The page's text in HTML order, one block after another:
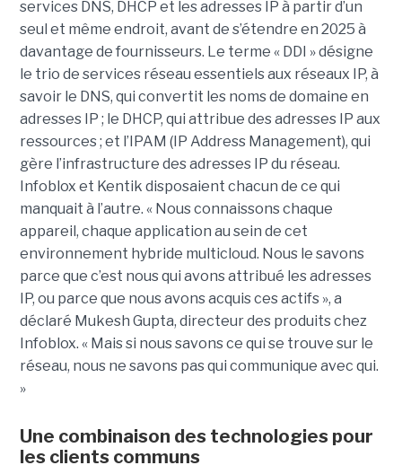
services DNS, DHCP et les adresses IP à partir d’un
seul et même endroit, avant de s’étendre en 2025 à
davantage de fournisseurs. Le terme « DDI » désigne
le trio de services réseau essentiels aux réseaux IP, à
savoir le DNS, qui convertit les noms de domaine en
adresses IP ; le DHCP, qui attribue des adresses IP aux
ressources ; et l’IPAM (IP Address Management), qui
gère l’infrastructure des adresses IP du réseau.
Infoblox et Kentik disposaient chacun de ce qui
manquait à l’autre. « Nous connaissons chaque
appareil, chaque application au sein de cet
environnement hybride multicloud. Nous le savons
parce que c’est nous qui avons attribué les adresses
IP, ou parce que nous avons acquis ces actifs », a
déclaré Mukesh Gupta, directeur des produits chez
Infoblox. « Mais si nous savons ce qui se trouve sur le
réseau, nous ne savons pas qui communique avec qui.
»
Une combinaison des technologies pour
les clients communs